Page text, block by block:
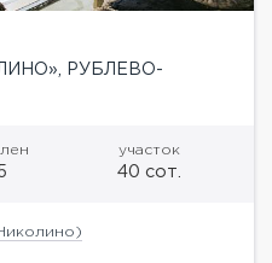
РУБЛЕВО-
участок
40 сот.